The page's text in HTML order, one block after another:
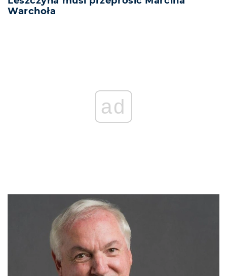
Warchoła
ad